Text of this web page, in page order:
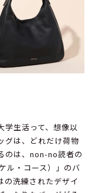
生活って、想像以
は、どれだけ荷物
のは、non-no読者の
ル・コース）」のバ
の洗練されたデザイ